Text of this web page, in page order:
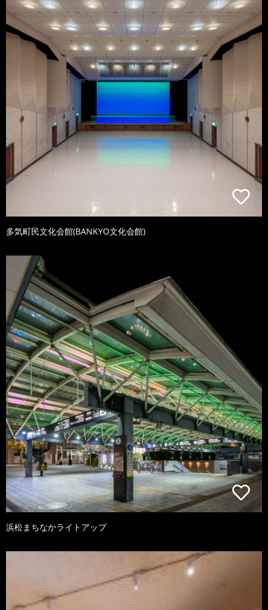
多気町民文化会館(BANKYO文化会館)
浜松まちなかライトアップ